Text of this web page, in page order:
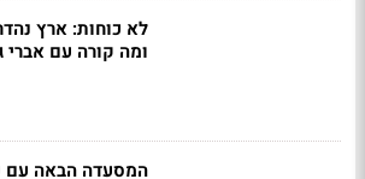
ומה קורה עם אברי